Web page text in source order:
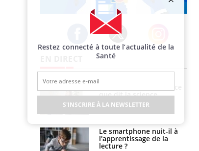
Facebook Twitter Instagram
de que dit la science
Le smartphone nuit-il à
l'apprentissage de la
lecture ?
Restez connecté à toute l’actualité de la
Santé
S'INSCRIRE À LA NEWSLETTER